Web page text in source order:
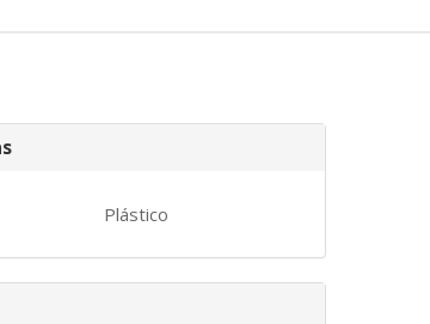
Plástico